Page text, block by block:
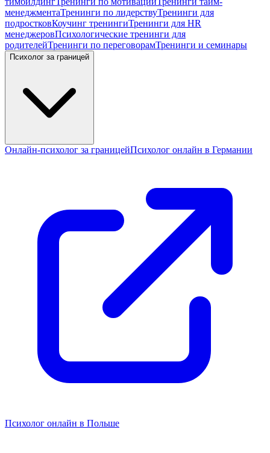
менеджментаТренинги по лидерствуТренинги для
подростковКоучинг тренингиТренинги для HR
менеджеровПсихологические тренинги для
родителейТренинги по переговорамТренинги и семинары
Психолог за границей
Онлайн-психолог за границейПсихолог онлайн в Германии
Психолог онлайн в Польше